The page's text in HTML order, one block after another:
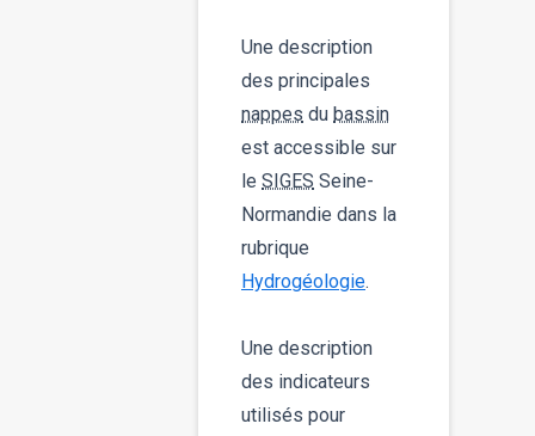
Une description
des principales
nappes du bassin
est accessible sur
le SIGES Seine-
Normandie dans la
rubrique
Hydrogéologie.
Une description
des indicateurs
utilisés pour